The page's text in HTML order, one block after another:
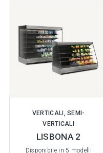
VERTICALI, SEMI-
VERTICALI
LISBONA 2
Disponibile in 5 modelli